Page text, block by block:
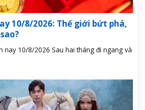
10/8/2026: Thế giới bứt phá,
nay 10/8/2026 Sau hai tháng đi ngang và